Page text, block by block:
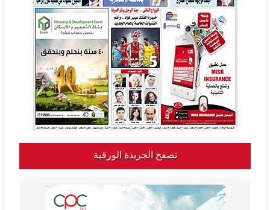
تصفح الجريدة الورقية